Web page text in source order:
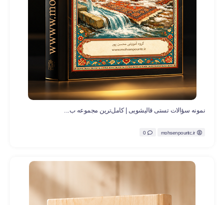
نمونه سؤالات تستی قالیشویی | کامل‌ترین مجموعه ب...
mohsenpouritc.ir
0